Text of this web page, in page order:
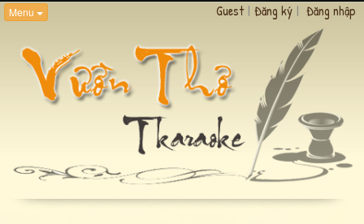
Menu Guest | Đăng ký | Đăng nhập